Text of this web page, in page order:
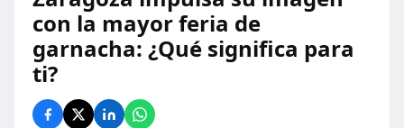
con la mayor feria de
garnacha: ¿Qué significa para
ti?